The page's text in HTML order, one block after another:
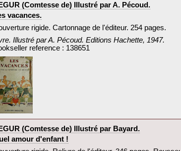
(Comtesse de) Illustré par A. Pécoud.‎
vacances.‎
rigide. Cartonnage de l'éditeur. 254 pages.‎
Illustré par A. Pécoud. Editions Hachette, 1947.‎
reference : 138651
(Comtesse de) Illustré par Bayard.‎
amour d'enfant !‎